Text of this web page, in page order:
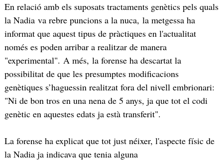
En relació amb els suposats tractaments genètics pels quals
la Nadia va rebre puncions a la nuca, la metgessa ha
informat que aquest tipus de pràctiques en l'actualitat
només es poden arribar a realitzar de manera
"experimental". A més, la forense ha descartat la
possibilitat de que les presumptes modificacions
genètiques s’haguessin realitzat fora del nivell embrionari:
"Ni de bon tros en una nena de 5 anys, ja que tot el codi
genètic en aquestes edats ja està transferit".
La forense ha explicat que tot just néixer, l'aspecte físic de
la Nadia ja indicava que tenia alguna